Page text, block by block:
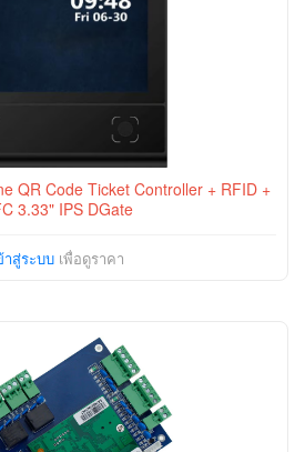
QR Code Ticket Controller + RFID +
3.33" IPS DGate
าสู่ระบบเพื่อดูราคา